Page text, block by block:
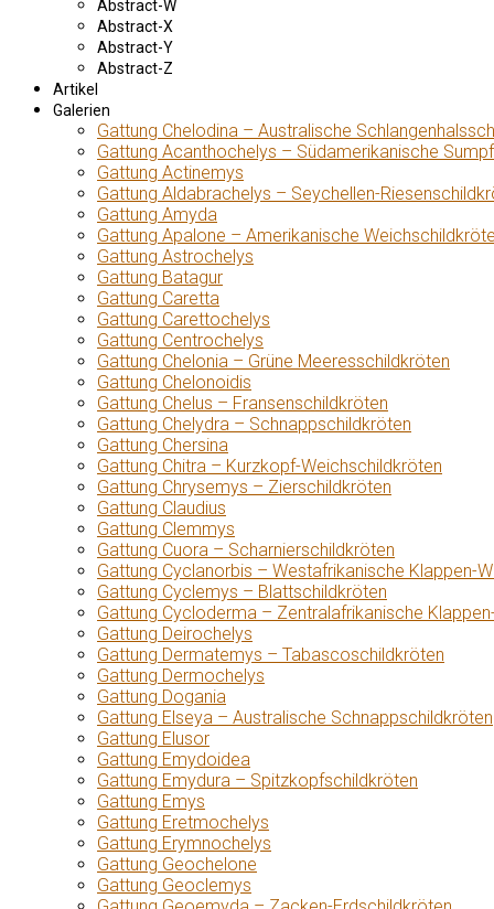
Abstract-W
Abstract-X
Abstract-Y
Abstract-Z
Artikel
Galerien
Gattung Chelodina – Australische
Gattung Acanthochelys – Südamerikanische
Gattung Actinemys
Gattung Aldabrachelys – Seychellen-
Gattung Amyda
Gattung Apalone – Amerikanische
Gattung Astrochelys
Gattung Batagur
Gattung Caretta
Gattung Carettochelys
Gattung Centrochelys
Gattung Chelonia – Grüne Meeresschildkröten
Gattung Chelonoidis
Gattung Chelus – Fransenschildkröten
Gattung Chelydra – Schnappschildkröten
Gattung Chersina
Gattung Chitra – Kurzkopf-Weichschildkröten
Gattung Chrysemys – Zierschildkröten
Gattung Claudius
Gattung Clemmys
Gattung Cuora – Scharnierschildkröten
Gattung Cyclanorbis – Westafrikanische Klappen-
Gattung Cyclemys – Blattschildkröten
Gattung Cycloderma – Zentralafrikanische
Gattung Deirochelys
Gattung Dermatemys – Tabascoschildkröten
Gattung Dermochelys
Gattung Dogania
Gattung Elseya – Australische Schnappschildkröten
Gattung Elusor
Gattung Emydoidea
Gattung Emydura – Spitzkopfschildkröten
Gattung Emys
Gattung Eretmochelys
Gattung Erymnochelys
Gattung Geochelone
Gattung Geoclemys